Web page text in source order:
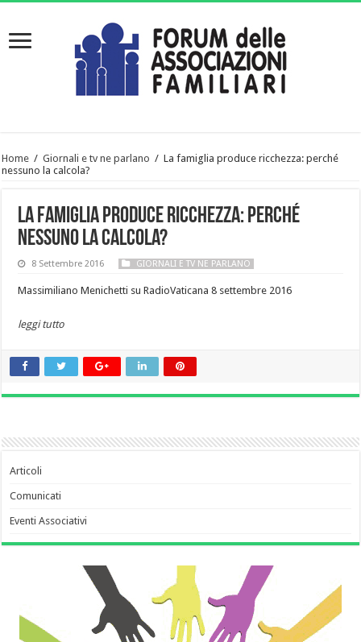
Home / Giornali e tv ne parlano / La famiglia produce ricchezza: perché
nessuno la calcola?
La famiglia produce ricchezza: perché
nessuno la calcola?
8 Settembre 2016 GIORNALI E TV NE PARLANO
Massimiliano Menichetti su RadioVaticana 8 settembre 2016
leggi tutto
Articoli
Comunicati
Eventi Associativi